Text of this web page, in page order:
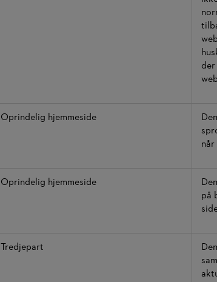
Oprindelig hjemmeside
Oprindelig hjemmeside
på
Tredjepart